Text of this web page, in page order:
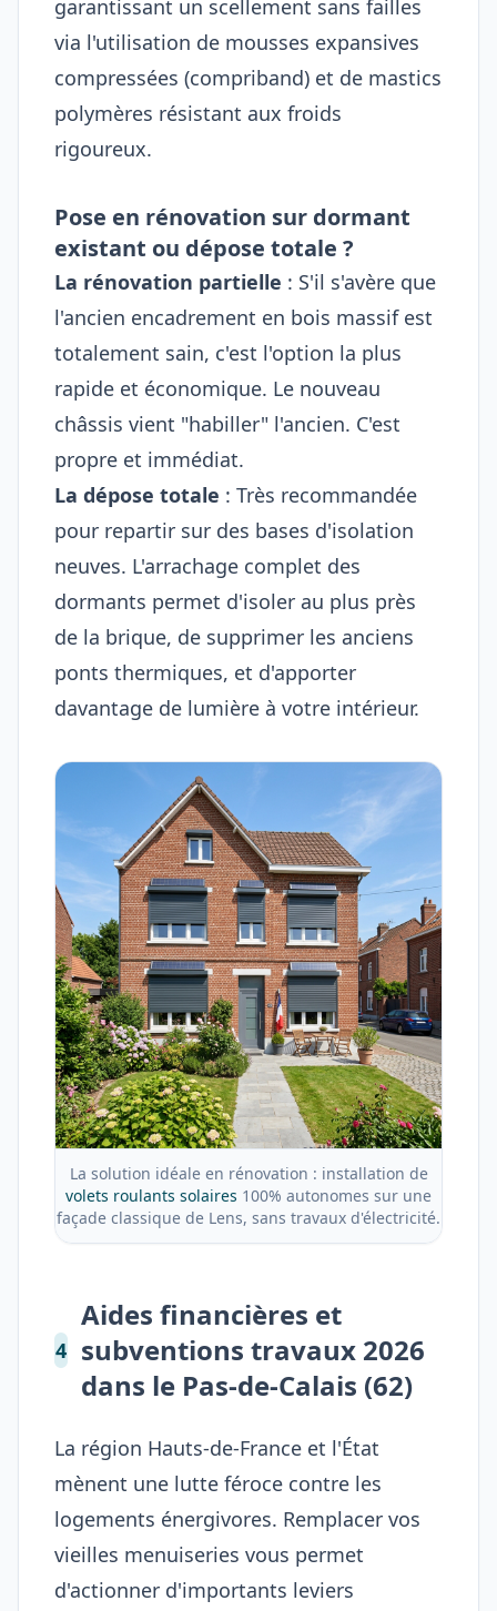
garantissant un scellement sans failles
via l'utilisation de mousses expansives
compressées (compriband) et de mastics
polymères résistant aux froids
rigoureux.
Pose en rénovation sur dormant
existant ou dépose totale ?
La rénovation partielle : S'il s'avère que
l'ancien encadrement en bois massif est
totalement sain, c'est l'option la plus
rapide et économique. Le nouveau
châssis vient "habiller" l'ancien. C'est
propre et immédiat.
La dépose totale : Très recommandée
pour repartir sur des bases d'isolation
neuves. L'arrachage complet des
dormants permet d'isoler au plus près
de la brique, de supprimer les anciens
ponts thermiques, et d'apporter
davantage de lumière à votre intérieur.
La solution idéale en rénovation : installation de
volets roulants solaires 100% autonomes sur une
façade classique de Lens, sans travaux d'électricité.
4
Aides financières et
subventions travaux 2026
dans le Pas-de-Calais (62)
La région Hauts-de-France et l'État
mènent une lutte féroce contre les
logements énergivores. Remplacer vos
vieilles menuiseries vous permet
d'actionner d'importants leviers